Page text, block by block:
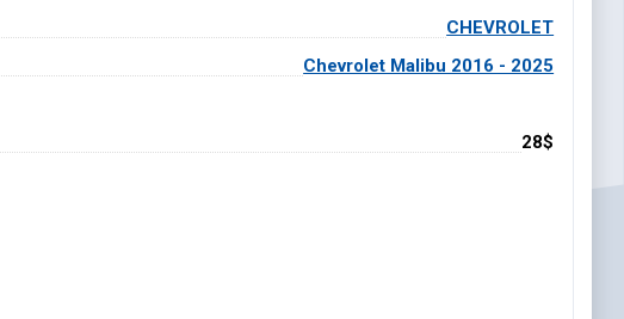
CHEVROLET
Chevrolet Malibu 2016 - 2025
28$